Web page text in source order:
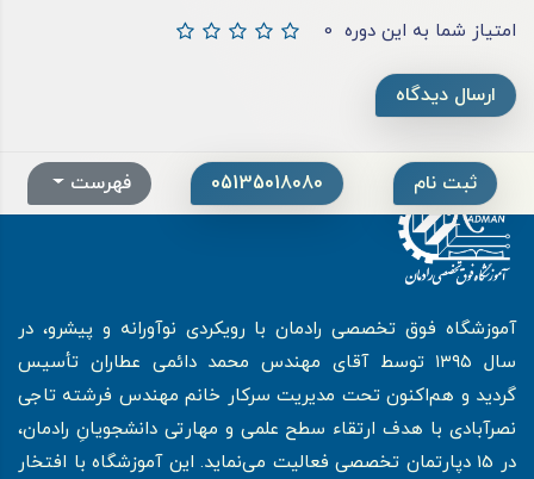
امتیاز شما به این دوره 0
ارسال دیدگاه
ثبت نام 05135018080 فهرست
آموزشگاه فوق تخصصی رادمان با رویکردی نوآورانه و پیشرو، در
سال ۱۳۹۵ توسط آقای مهندس محمد دائمی عطاران تأسیس
گردید و هم‌اکنون تحت مدیریت سرکار خانم مهندس فرشته تاجی
نصرآبادی با هدف ارتقاء سطح علمی و مهارتی دانشجویانِ رادمان،
در 15 دپارتمان تخصصی فعالیت می‌نماید. این آموزشگاه با افتخار